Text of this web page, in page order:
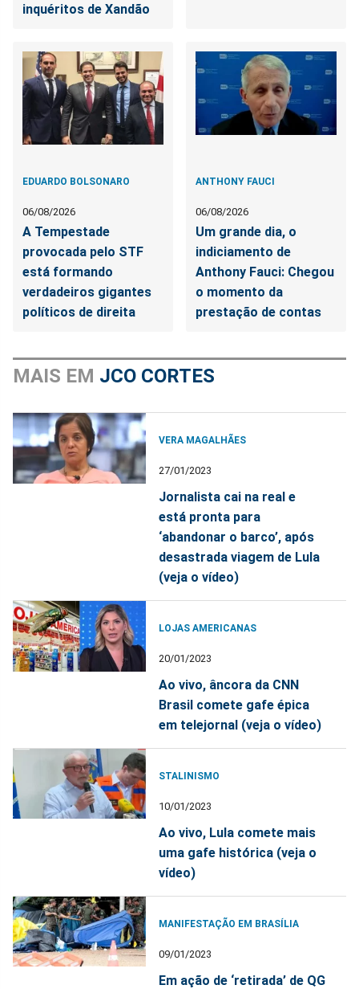
inquéritos de Xandão
EDUARDO BOLSONARO
06/08/2026
A Tempestade
provocada pelo STF
está formando
verdadeiros gigantes
políticos de direita
ANTHONY FAUCI
06/08/2026
Um grande dia, o
indiciamento de
Anthony Fauci: Chegou
o momento da
prestação de contas
MAIS EM JCO CORTES
VERA MAGALHÃES
27/01/2023
Jornalista cai na real e
está pronta para
‘abandonar o barco’, após
desastrada viagem de Lula
(veja o vídeo)
LOJAS AMERICANAS
20/01/2023
Ao vivo, âncora da CNN
Brasil comete gafe épica
em telejornal (veja o vídeo)
STALINISMO
10/01/2023
Ao vivo, Lula comete mais
uma gafe histórica (veja o
vídeo)
MANIFESTAÇÃO EM BRASÍLIA
09/01/2023
Em ação de ‘retirada’ de QG